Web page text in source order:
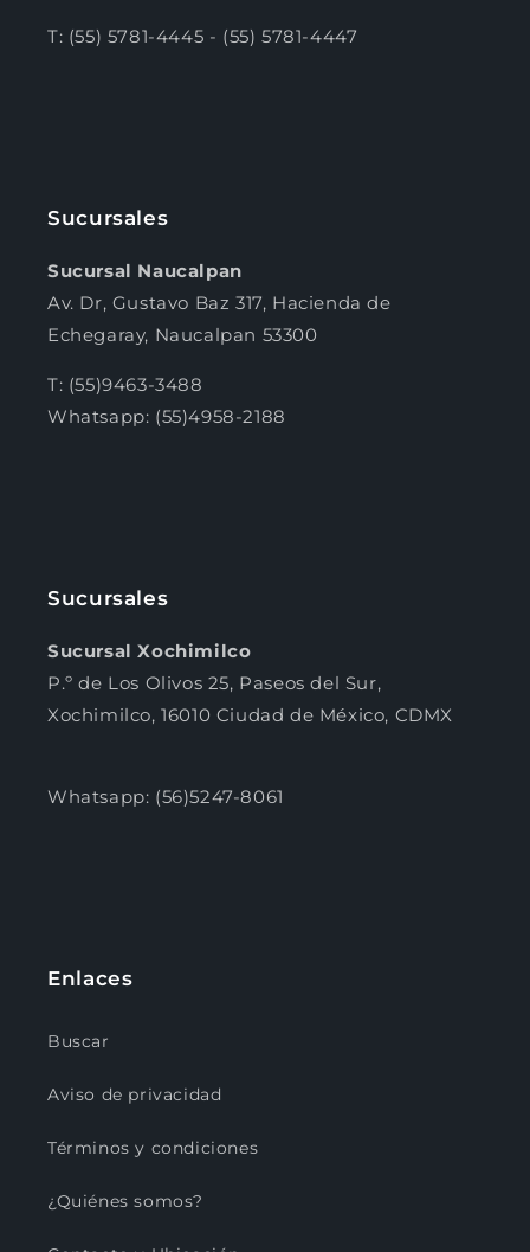
T: (55) 5781-4445 - (55) 5781-4447
Sucursales
Sucursal Naucalpan
Av. Dr, Gustavo Baz 317, Hacienda de
Echegaray, Naucalpan 53300
T: (55)9463-3488
Whatsapp: (55)4958-2188
Sucursales
Sucursal Xochimilco
P.º de Los Olivos 25, Paseos del Sur,
Xochimilco, 16010 Ciudad de México, CDMX
Whatsapp: (56)5247-8061
Enlaces
Buscar
Aviso de privacidad
Términos y condiciones
¿Quiénes somos?
Crédito sujeto a aprobación.
¿Tienes dudas? Consulta nuestra